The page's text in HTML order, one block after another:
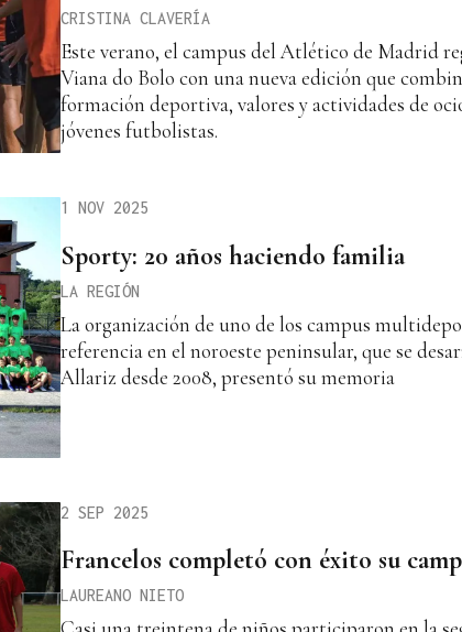
CRISTINA CLAVERÍA
Este verano, el campus del Atlético de Madrid
Viana do Bolo con una nueva edición que
formación deportiva, valores y actividades de
jóvenes futbolistas.
1 NOV 2025
Sporty: 20 años haciendo familia
LA REGIÓN
La organización de uno de los campus
referencia en el noroeste peninsular, que se
Allariz desde 2008, presentó su memoria
2 SEP 2025
Francelos completó con éxito su
LAUREANO NIETO